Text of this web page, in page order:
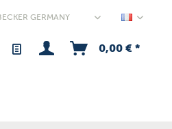
0,00 € *